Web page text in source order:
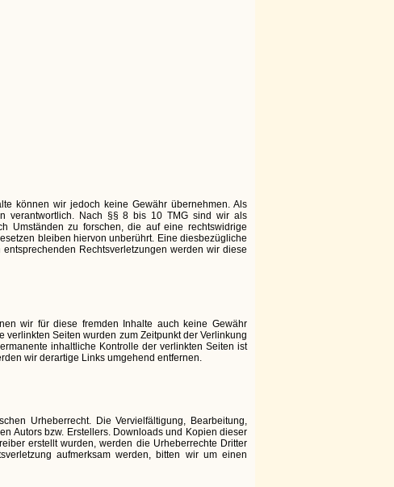
können wir jedoch keine Gewähr übernehmen. Als
verantwortlich. Nach §§ 8 bis 10 TMG sind wir als
Umständen zu forschen, die auf eine rechtswidrige
bleiben hiervon unberührt. Eine diesbezügliche
Rechtsverletzungen werden wir diese
wir für diese fremden Inhalte auch keine Gewähr
Seiten wurden zum Zeitpunkt der Verlinkung
inhaltliche Kontrolle der verlinkten Seiten ist
wir derartige Links umgehend entfernen.
Urheberrecht. Die Vervielfältigung, Bearbeitung,
Autors bzw. Erstellers. Downloads und Kopien dieser
erstellt wurden, werden die Urheberrechte Dritter
aufmerksam werden, bitten wir um einen